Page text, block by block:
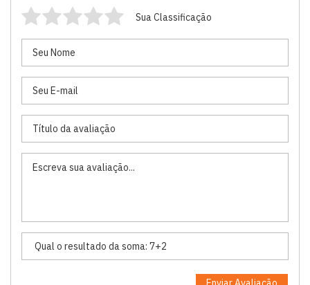
Sua Classificação